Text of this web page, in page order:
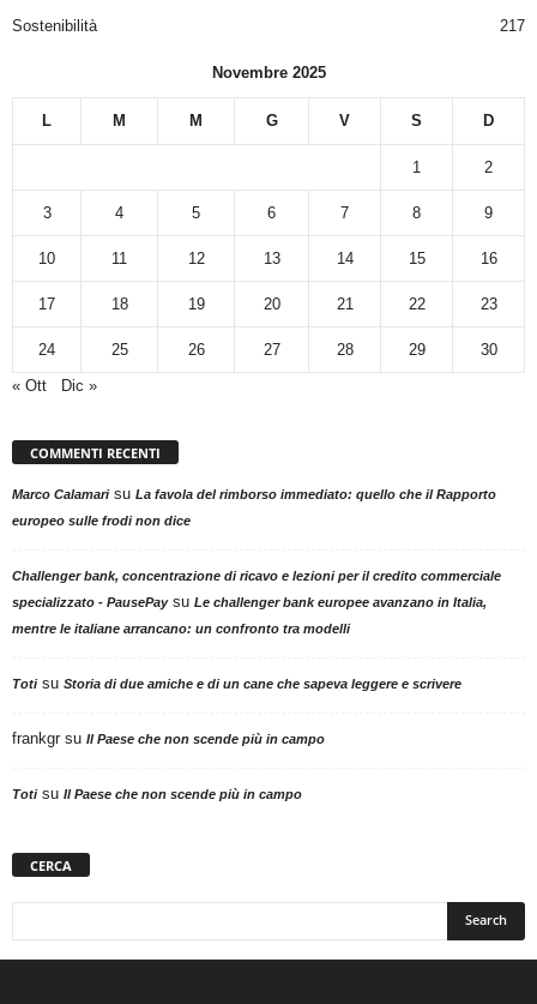
Sostenibilità
217
Novembre 2025
L M M G V S D
1 2
3 4 5 6 7 8 9
10 11 12 13 14 15 16
17 18 19 20 21 22 23
24 25 26 27 28 29
30
« Ott
Dic »
COMMENTI RECENTI
Marco Calamarisu La favola del rimborso immediato: quello che il Rapporto
europeo sulle frodi non dice
Challenger bank, concentrazione di ricavo e lezioni per il credito commerciale
specializzato - PausePaysu Le challenger bank europee avanzano in Italia,
mentre le italiane arrancano: un confronto tra modelli
Totisu Storia di due amiche e di un cane che sapeva leggere e scrivere
frankgr su Il Paese che non scende più in campo
Totisu Il Paese che non scende più in campo
CERCA